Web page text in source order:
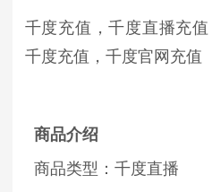
千度充值，千度直播充
千度充值，千度官网充值
商品介绍
商品类型：千度直播